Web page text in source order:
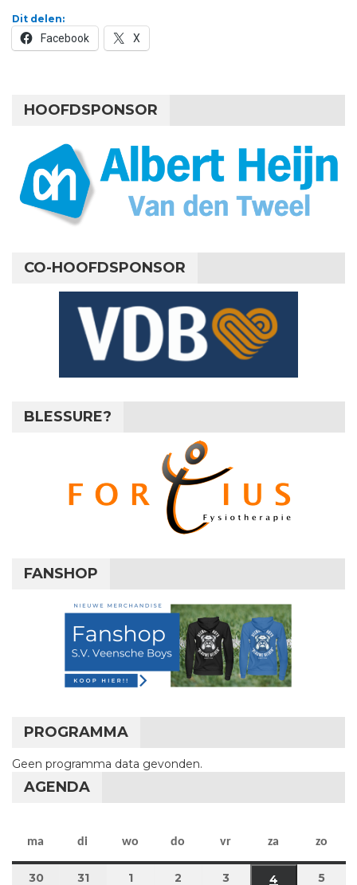
Dit delen:
Facebook X
HOOFDSPONSOR
CO-HOOFDSPONSOR
BLESSURE?
FANSHOP
PROGRAMMA
Geen programma data gevonden.
AGENDA
ma maandag
di dinsdag
wo woensdag
do donderdag
vr vrijdag
za zaterdag
zo
3030 maart 2026
3131 maart 2026
11 april 2026
2 2 april 2026
3 3 april 2026
4 4 april 2026
5